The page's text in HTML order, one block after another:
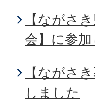
【ながさ
会】に参
【ながさ
しました